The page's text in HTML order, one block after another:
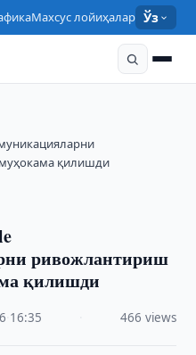
Махсус лойиҳалар Ўз
қилишди
ривожлантириш
қилишди
16:35 466 views